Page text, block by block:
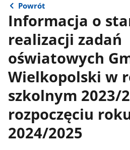
Powrót
Informacja o
realizacji zadań
oświatowych
Wielkopolski w
szkolnym 2023/
rozpoczęciu
2024/2025